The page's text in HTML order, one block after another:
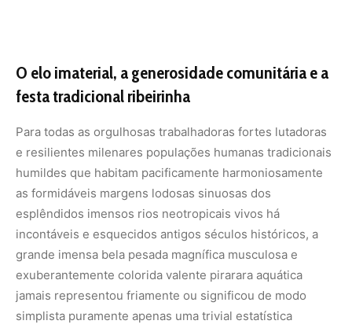
O elo imaterial, a generosidade comunitária e a
festa tradicional ribeirinha
Para todas as orgulhosas trabalhadoras fortes lutadoras
e resilientes milenares populações humanas tradicionais
humildes que habitam pacificamente harmoniosamente
as formidáveis margens lodosas sinuosas dos
esplêndidos imensos rios neotropicais vivos há
incontáveis e esquecidos antigos séculos históricos, a
grande imensa bela pesada magnífica musculosa e
exuberantemente colorida valente pirarara aquática
jamais representou friamente ou significou de modo
simplista puramente apenas uma trivial estatística